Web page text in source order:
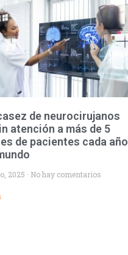
de neurocirujanos
atención a más de 5
de pacientes cada año
2025 No hay comentarios